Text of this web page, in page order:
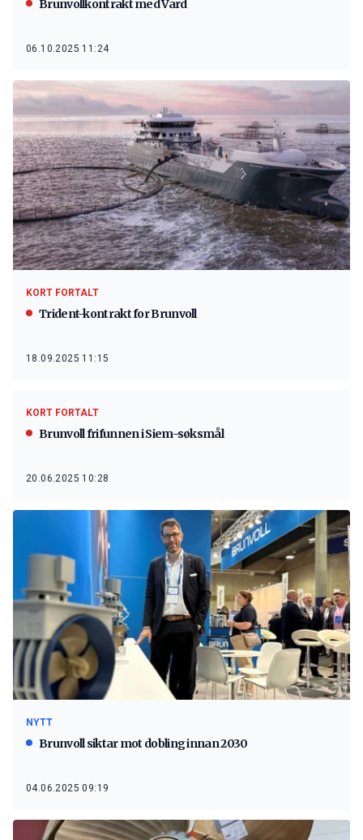
Brunvollkontrakt med Vard
06.10.2025 11:24
KORT FORTALT
Trident-kontrakt for Brunvoll
18.09.2025 11:15
KORT FORTALT
Brunvoll frifunnen i Siem-søksmål
20.06.2025 10:28
NYTT
Brunvoll siktar mot dobling innan 2030
04.06.2025 09:19